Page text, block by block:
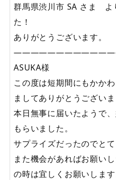
群馬県渋川市 SA さま よ
た！
ありがとうございます。
ASUKA様
この度は短期間にもかか
ましてありがとうございま
本日無事に届いたようで
もらいました。
サプライズだったのでと
また機会があればお願い
の時は宜しくお願いします